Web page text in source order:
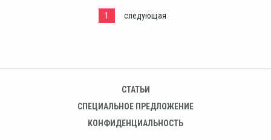
1 следующая
СТАТЬИ
СПЕЦИАЛЬНОЕ ПРЕДЛОЖЕНИЕ
КОНФИДЕНЦИАЛЬНОСТЬ